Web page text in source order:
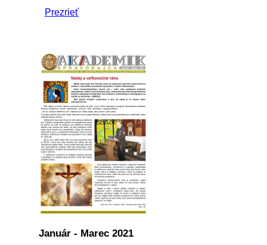
Prezrieť
Január - Marec 2021